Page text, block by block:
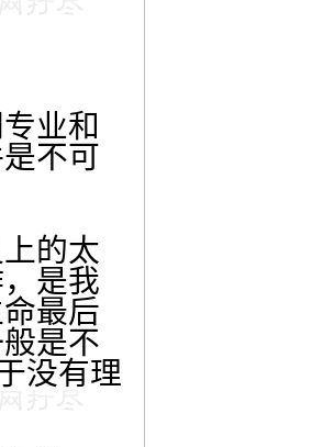
业和
不可
的太
是我
最后
是不
没有理